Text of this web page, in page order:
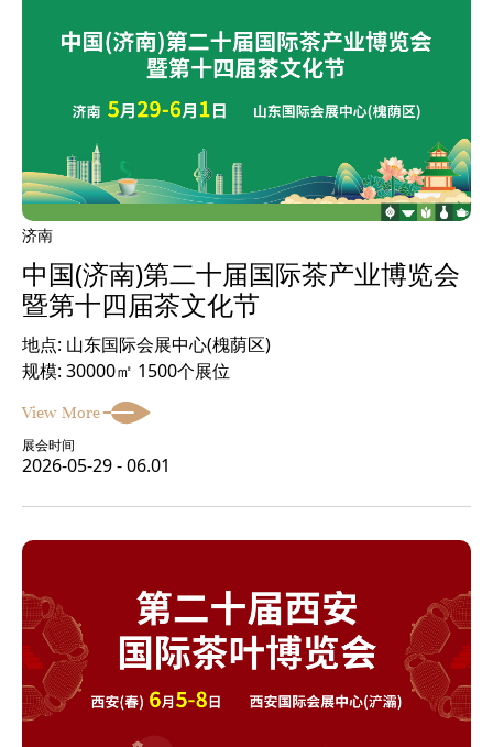
济南
中国(济南)第二十届国际茶产业博览会
暨第十四届茶文化节
地点: 山东国际会展中心(槐荫区)
规模: 30000㎡ 1500个展位
View More
展会时间
2026-05-29 - 06.01